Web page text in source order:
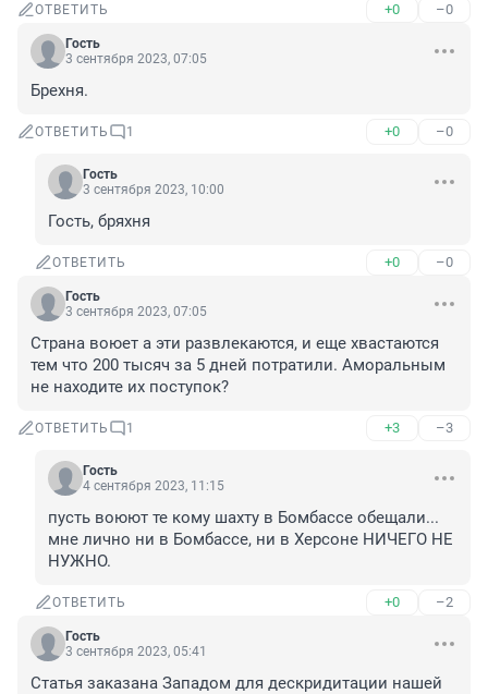
ОТВЕТИТЬ +0 –0
Гость
3 сентября 2023, 07:05
Брехня.
ОТВЕТИТЬ 1 +0 –0
Гость
3 сентября 2023, 10:00
Гость, бряхня
ОТВЕТИТЬ +0 –0
Гость
3 сентября 2023, 07:05
Страна воюет а эти развлекаются, и еще хвастаются
тем что 200 тысяч за 5 дней потратили. Аморальным
не находите их поступок?
ОТВЕТИТЬ 1 +3 –3
Гость
4 сентября 2023, 11:15
пусть воюют те кому шахту в Бомбассе обещали...
мне лично ни в Бомбассе, ни в Херсоне НИЧЕГО НЕ
НУЖНО.
ОТВЕТИТЬ +0 –2
Гость
3 сентября 2023, 05:41
Статья заказана Западом для дескридитации нашей